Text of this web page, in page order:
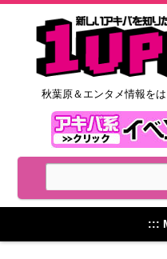
秋葉原＆エンタメ情報を
:::